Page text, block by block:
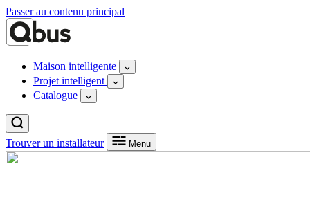
Passer au contenu principal
Maison intelligente
Projet intelligent
Catalogue
Trouver un installateur Menu